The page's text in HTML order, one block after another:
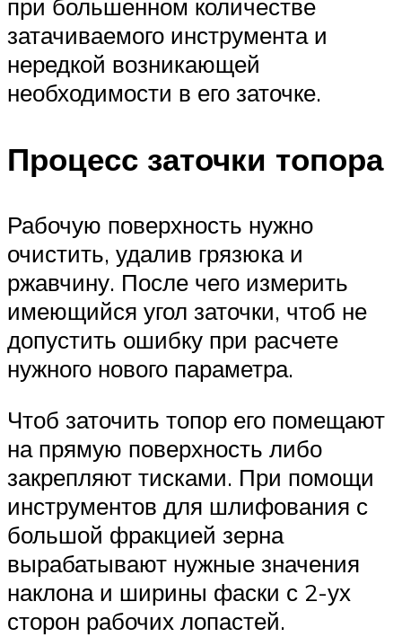
при большенном количестве
затачиваемого инструмента и
нередкой возникающей
необходимости в его заточке.
Процесс заточки топора
Рабочую поверхность нужно
очистить, удалив грязюка и
ржавчину. После чего измерить
имеющийся угол заточки, чтоб не
допустить ошибку при расчете
нужного нового параметра.
Чтоб заточить топор его помещают
на прямую поверхность либо
закрепляют тисками. При помощи
инструментов для шлифования с
большой фракцией зерна
вырабатывают нужные значения
наклона и ширины фаски с 2-ух
сторон рабочих лопастей.